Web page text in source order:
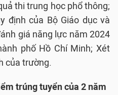
thi trung học phổ thông;
định của Bộ Giáo dục và
giá năng lực năm 2024
phố Hồ Chí Minh; Xét
của trường.
trúng tuyển của 2 năm